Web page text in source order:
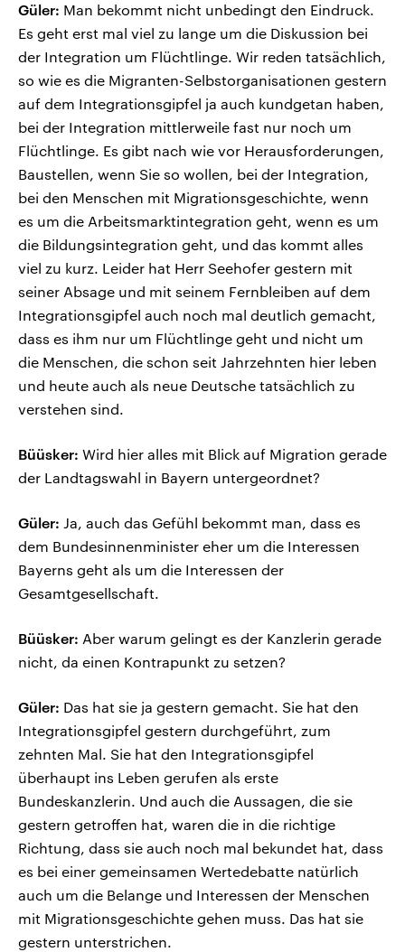
Güler: Man bekommt nicht unbedingt den Eindruck.
Es geht erst mal viel zu lange um die Diskussion bei
der Integration um Flüchtlinge. Wir reden tatsächlich,
so wie es die Migranten-Selbstorganisationen gestern
auf dem Integrationsgipfel ja auch kundgetan haben,
bei der Integration mittlerweile fast nur noch um
Flüchtlinge. Es gibt nach wie vor Herausforderungen,
Baustellen, wenn Sie so wollen, bei der Integration,
bei den Menschen mit Migrationsgeschichte, wenn
es um die Arbeitsmarktintegration geht, wenn es um
die Bildungsintegration geht, und das kommt alles
viel zu kurz. Leider hat Herr Seehofer gestern mit
seiner Absage und mit seinem Fernbleiben auf dem
Integrationsgipfel auch noch mal deutlich gemacht,
dass es ihm nur um Flüchtlinge geht und nicht um
die Menschen, die schon seit Jahrzehnten hier leben
und heute auch als neue Deutsche tatsächlich zu
verstehen sind.
Büüsker: Wird hier alles mit Blick auf Migration gerade
der Landtagswahl in Bayern untergeordnet?
Güler: Ja, auch das Gefühl bekommt man, dass es
dem Bundesinnenminister eher um die Interessen
Bayerns geht als um die Interessen der
Gesamtgesellschaft.
Büüsker: Aber warum gelingt es der Kanzlerin gerade
nicht, da einen Kontrapunkt zu setzen?
Güler: Das hat sie ja gestern gemacht. Sie hat den
Integrationsgipfel gestern durchgeführt, zum
zehnten Mal. Sie hat den Integrationsgipfel
überhaupt ins Leben gerufen als erste
Bundeskanzlerin. Und auch die Aussagen, die sie
gestern getroffen hat, waren die in die richtige
Richtung, dass sie auch noch mal bekundet hat, dass
es bei einer gemeinsamen Wertedebatte natürlich
auch um die Belange und Interessen der Menschen
mit Migrationsgeschichte gehen muss. Das hat sie
gestern unterstrichen.